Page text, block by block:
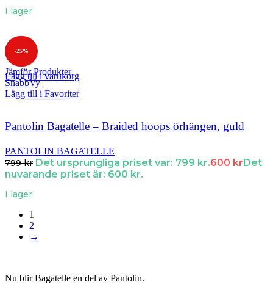
I lager
-25%
Jämför Produkter
SnabbVy
Lägg till i Favoriter
Lägg till i varukorg
Pantolin Bagatelle – Braided hoops örhängen, guld
PANTOLIN BAGATELLE
799kr Det ursprungliga priset var: 799 kr.600 krDet
nuvarande priset är: 600 kr.
I lager
1
2
→
Nu blir Bagatelle en del av Pantolin.